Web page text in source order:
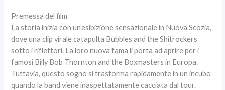
Premessa del film
La storia inizia con un’esibizione sensazionale in Nuova Scozia,
dove una clip virale catapulta Bubbles and the Shitrockers
sotto i riflettori. La loro nuova fama li porta ad aprire per i
famosi Billy Bob Thornton and the Boxmasters in Europa.
Tuttavia, questo sogno si trasforma rapidamente in un incubo
quando la band viene inaspettatamente cacciata dal tour.